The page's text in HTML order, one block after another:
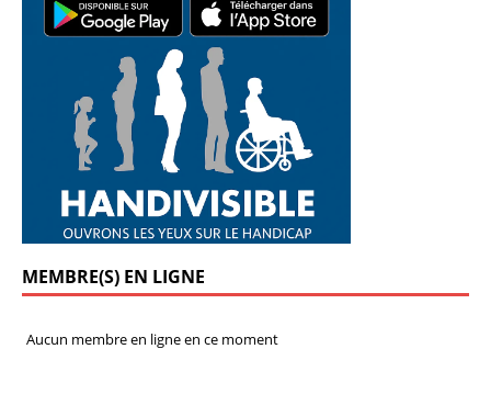
MEMBRE(S) EN LIGNE
Aucun membre en ligne en ce moment